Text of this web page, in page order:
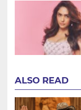
ALSO READ